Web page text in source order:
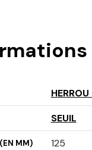
SEUIL
MM) 125